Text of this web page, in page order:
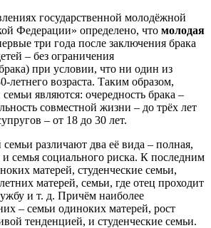
государственной молодёжной
Федерации» определено, что молодая
три года после заключения брака
– без ограничения
при условии, что ни один из
летнего возраста. Таким образом,
являются: очередность брака –
совместной жизни – до трёх лет
– от 18 до 30 лет.
различают два её вида – полная,
и семья социального риска. К последним
матерей, студенческие семьи,
матерей, семьи, где отец проходит
и т. д. Причём наиболее
– семьи одиноких матерей, рост
тенденцией, и студенческие семьи.